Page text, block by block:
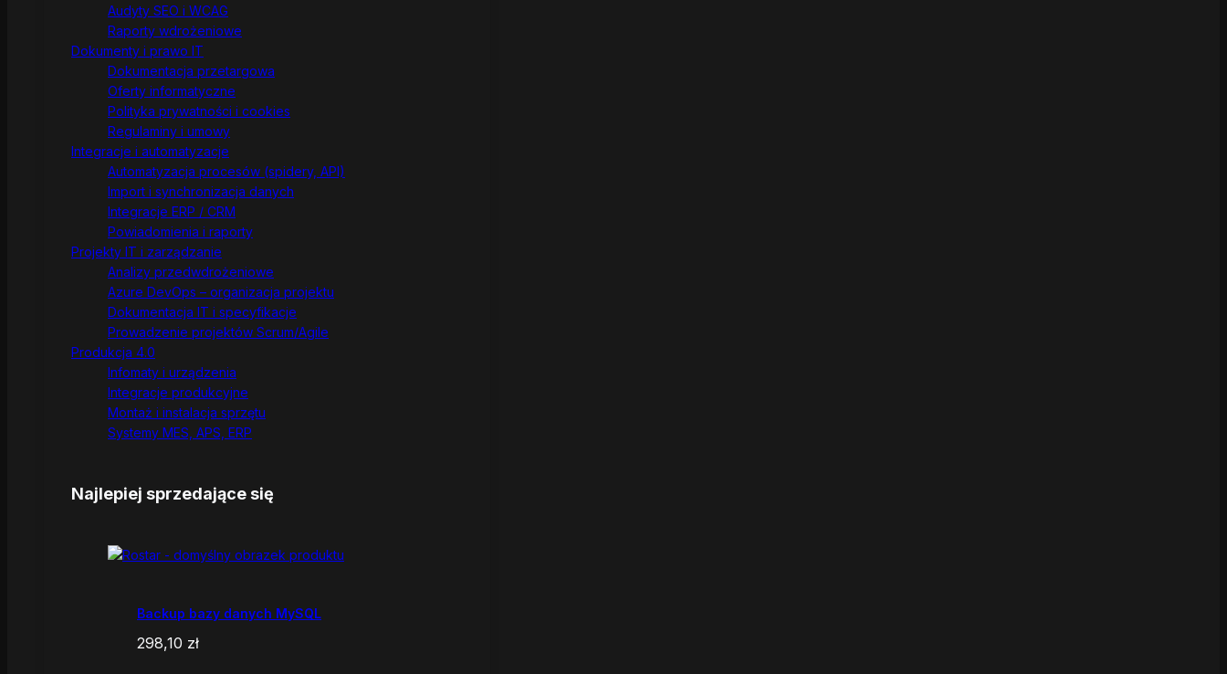
Audyty SEO i WCAG
Raporty wdrożeniowe
Dokumenty i prawo IT
Dokumentacja przetargowa
Oferty informatyczne
Polityka prywatności i cookies
Regulaminy i umowy
Integracje i automatyzacje
Automatyzacja procesów (spidery, API)
Import i synchronizacja danych
Integracje ERP / CRM
Powiadomienia i raporty
Projekty IT i zarządzanie
Analizy przedwdrożeniowe
Azure DevOps – organizacja projektu
Dokumentacja IT i specyfikacje
Prowadzenie projektów Scrum/Agile
Produkcja 4.0
Infomaty i urządzenia
Integracje produkcyjne
Montaż i instalacja sprzętu
Systemy MES, APS, ERP
Najlepiej sprzedające się
Backup bazy danych MySQL
298,10 zł